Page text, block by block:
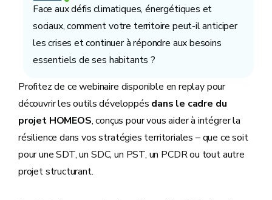
Face aux défis climatiques, énergétiques et
sociaux, comment votre territoire peut-il anticiper
les crises et continuer à répondre aux besoins
essentiels de ses habitants ?
Profitez de ce webinaire disponible en replay pour
découvrir les outils développés dans le cadre du
projet HOMEOS, conçus pour vous aider à intégrer la
résilience dans vos stratégies territoriales – que ce soit
pour une SDT, un SDC, un PST, un PCDR ou tout autre
projet structurant.